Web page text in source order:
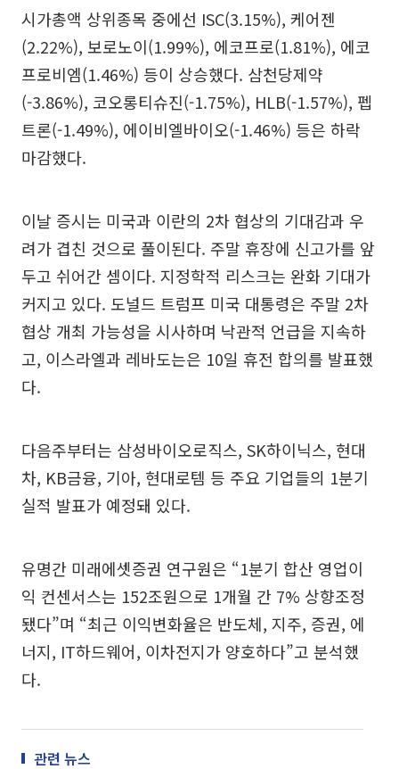
시가총액 상위종목 중에선 ISC(3.15%), 케어젠
(2.22%), 보로노이(1.99%), 에코프로(1.81%), 에코
프로비엠(1.46%) 등이 상승했다. 삼천당제약
(-3.86%), 코오롱티슈진(-1.75%), HLB(-1.57%), 펩
트론(-1.49%), 에이비엘바이오(-1.46%) 등은 하락
마감했다.
이날 증시는 미국과 이란의 2차 협상의 기대감과 우
려가 겹친 것으로 풀이된다. 주말 휴장에 신고가를 앞
두고 쉬어간 셈이다. 지정학적 리스크는 완화 기대가
커지고 있다. 도널드 트럼프 미국 대통령은 주말 2차
협상 개최 가능성을 시사하며 낙관적 언급을 지속하
고, 이스라엘과 레바도는은 10일 휴전 합의를 발표했
다.
다음주부터는 삼성바이오로직스, SK하이닉스, 현대
차, KB금융, 기아, 현대로템 등 주요 기업들의 1분기
실적 발표가 예정돼 있다.
유명간 미래에셋증권 연구원은 “1분기 합산 영업이
익 컨센서스는 152조원으로 1개월 간 7% 상향조정
됐다”며 “최근 이익변화율은 반도체, 지주, 증권, 에
너지, IT하드웨어, 이차전지가 양호하다”고 분석했
다.
관련 뉴스